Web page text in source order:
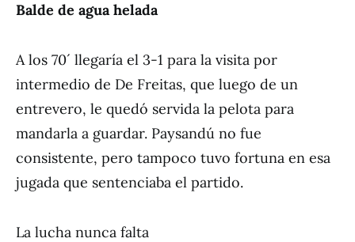
Balde de agua helada
A los 70´ llegaría el 3-1 para la visita por
intermedio de De Freitas, que luego de un
entrevero, le quedó servida la pelota para
mandarla a guardar. Paysandú no fue
consistente, pero tampoco tuvo fortuna en esa
jugada que sentenciaba el partido.
La lucha nunca falta